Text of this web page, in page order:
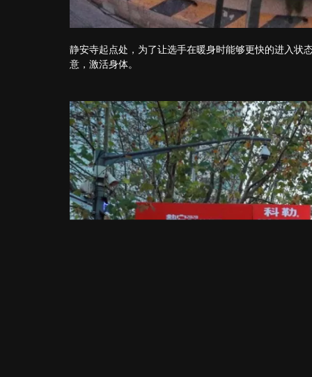
静安寺起点处，为了让选手在暖身时能够更快的进入状
意，激活身体。